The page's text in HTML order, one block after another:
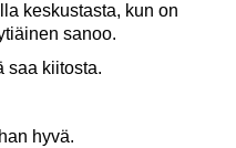
keskustasta, kun on
sanoo.
saa kiitosta.
hyvä.